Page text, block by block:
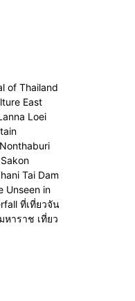
of Thailand
East
Loei
Tai Dam
Unseen in
ที่เที่ยวจัน
าราช เที่ยว